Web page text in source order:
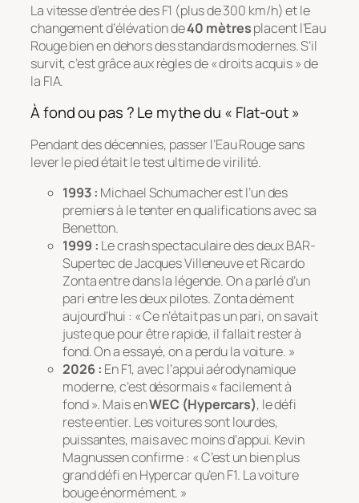
La vitesse d’entrée des F1 (plus de 300 km/h) et le
changement d’élévation de40 mètresplacent l’Eau
Rouge bien en dehors des standards modernes. S’il
survit, c’est grâce aux règles de « droits acquis » de
la FIA.
À fond ou pas ? Le mythe du « Flat-out »
Pendant des décennies, passer l’Eau Rouge sans
lever le pied était le test ultime de virilité.
1993 : Michael Schumacher est l’un des
premiers à le tenter en qualifications avec sa
Benetton.
1999 : Le crash spectaculaire des deux BAR-
Supertec de Jacques Villeneuve et Ricardo
Zonta entre dans la légende. On a parlé d’un
pari entre les deux pilotes. Zonta dément
aujourd’hui : « Ce n’était pas un pari, on savait
juste que pour être rapide, il fallait rester à
fond. On a essayé, on a perdu la voiture. »
2026 : En F1, avec l’appui aérodynamique
moderne, c’est désormais « facilement à
fond ». Mais enWEC (Hypercars), le défi
reste entier. Les voitures sont lourdes,
puissantes, mais avec moins d’appui. Kevin
Magnussen confirme : « C’est un bien plus
grand défi en Hypercar qu’en F1. La voiture
bouge énormément. »